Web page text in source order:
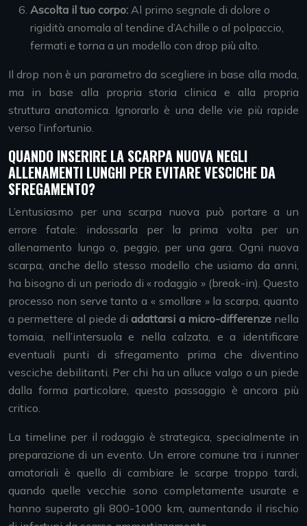
Ascolta il tuo corpo: Al primo segnale di dolore o
rigidità anomala al tendine d’Achille o al polpaccio,
fermati e torna a un modello con drop più alto.
Il drop non è un parametro da scegliere in base alla moda,
ma in base alla propria storia clinica e alla propria
struttura anatomica. Ignorarlo è una delle vie più rapide
verso l’infortunio.
QUANDO INSERIRE LA SCARPA NUOVA NEGLI
ALLENAMENTI LUNGHI PER EVITARE VESCICHE DA
SFREGAMENTO?
L’entusiasmo per una scarpa nuova può portare a un
errore fatale: indossarla per la prima volta per un
allenamento lungo o, peggio, per una gara. Ogni nuova
scarpa, anche dello stesso modello che usiamo da anni,
ha bisogno di un periodo di « rodaggio » (break-in). Questo
processo non serve tanto a « smollare » la scarpa, quanto
a permettere al piede diadattarsi a micro-differenzenella
tomaia, nell’intersuola e nella calzata, e a identificare
eventuali punti di sfregamento prima che diventino
vesciche debilitanti. Per chi ha un alluce valgo o un piede
dalla forma particolare, questo passaggio è ancora più
critico.
La timeline per il rodaggio è strategica, specialmente in
preparazione di un evento. Un errore comune tra i runner
amatoriali è quello di cambiare le scarpe troppo tardi,
quando quelle vecchie sono completamente usurate e
hanno superato gli 800-1000 km, aumentando il rischio